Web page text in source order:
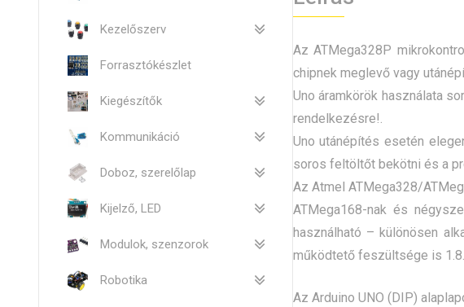
Az ATMega328P
chipnek meglevő vagy
Uno áramkörök használata
rendelkezésre!.
Uno utánépítés esetén
soros feltöltőt bekötni és a
Az Atmel ATMega328/
ATMega168-nak és
használható – különösen
működtető feszültsége is
Az Arduino UNO (DIP)
Kezelőszerv
Forrasztókészlet
Kiegészítők
Kommunikáció
Doboz, szerelőlap
Kijelző, LED
Modulok, szenzorok
Robotika